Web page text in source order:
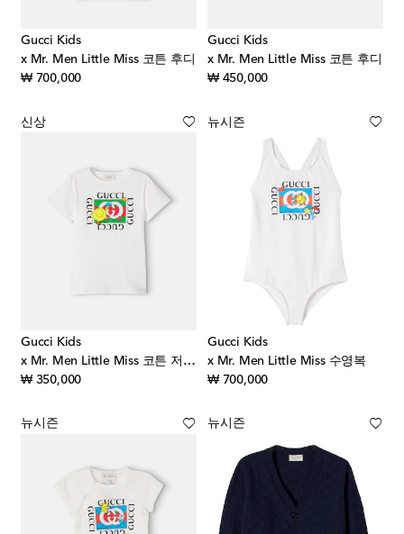
Gucci Kids
x Mr. Men Little Miss 코튼 후디
₩ 700,000original price
Gucci Kids
x Mr. Men Little Miss 코튼 후디
₩ 450,000original price
신상
Gucci Kids
x Mr. Men Little Miss 코튼 저지 티셔츠
₩ 350,000original price
뉴시즌
Gucci Kids
x Mr. Men Little Miss 수영복
₩ 700,000original price
뉴시즌 뉴시즌